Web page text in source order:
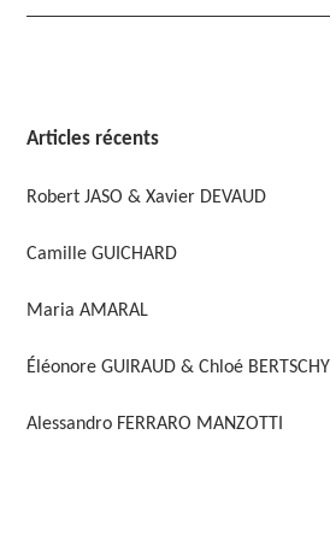
Articles récents
Robert JASO & Xavier DEVAUD
Camille GUICHARD
Maria AMARAL
Éléonore GUIRAUD & Chloé BERTSCHY
Alessandro FERRARO MANZOTTI